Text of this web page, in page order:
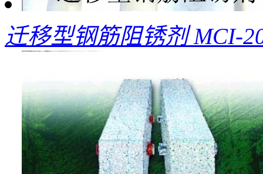
迁移型钢筋阻锈剂 MCI-